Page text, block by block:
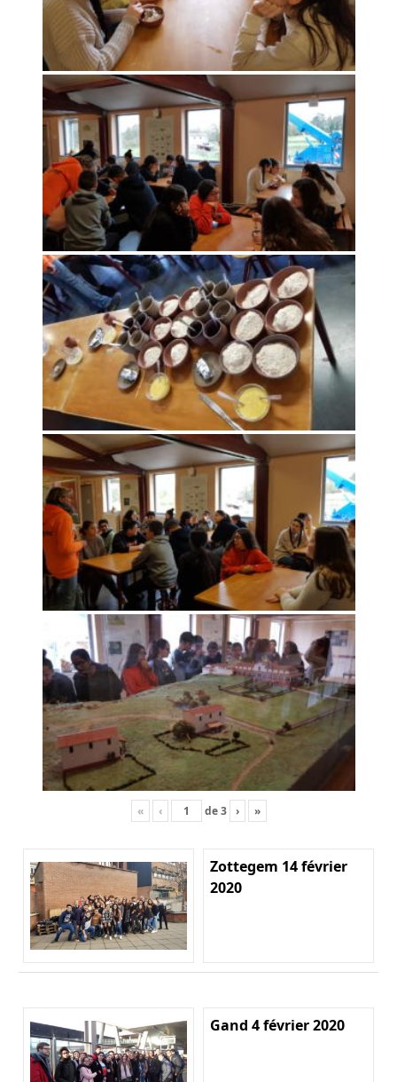
« ‹ de3 › »
Zottegem 14 février
2020
Gand 4 février 2020